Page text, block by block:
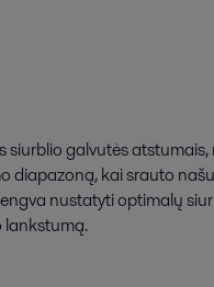
galvutės
diapazoną, kai srauto
nustatyti optimalų
lankstumą.